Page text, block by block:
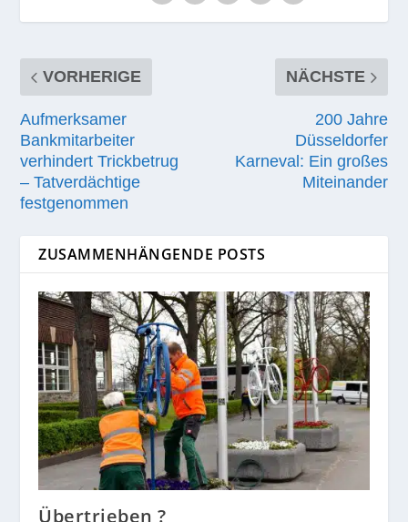
VORHERIGE
Aufmerksamer
Bankmitarbeiter
verhindert Trickbetrug
– Tatverdächtige
festgenommen
NÄCHSTE
200 Jahre
Düsseldorfer
Karneval: Ein großes
Miteinander
ZUSAMMENHÄNGENDE POSTS
Übertrieben ?